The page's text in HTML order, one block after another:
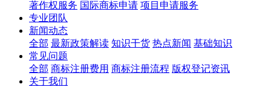
著作权服务 国际商标申请 项目申请服务
专业团队
新闻动态
全部 最新政策解读 知识干货 热点新闻 基础知识
常见问题
全部 商标注册费用 商标注册流程 版权登记资讯
关于我们